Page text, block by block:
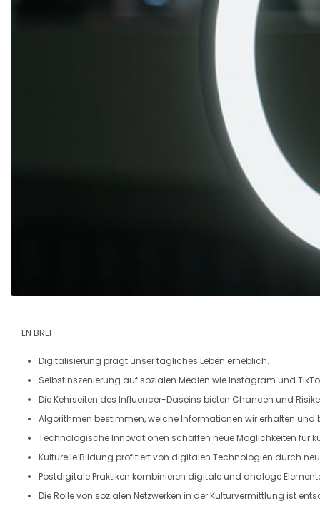
EN BREF
Digitalisierung prägt unser tägliches Leben erheblich.
Selbstinszenierung auf sozialen Medien wieInstagram und
Die Kehrseiten des Influencer-Daseins bieten Chancen und
Algorithmen bestimmen, welche Informationen wir erhalten und
Technologische Innovationen schaffen neue Möglichkeiten für
Kulturelle Bildung profitiert von digitalen Technologien durch
Postdigitale Praktiken kombinieren digitale und analoge
Die Rolle von sozialen Netzwerken in derKulturvermittlung ist